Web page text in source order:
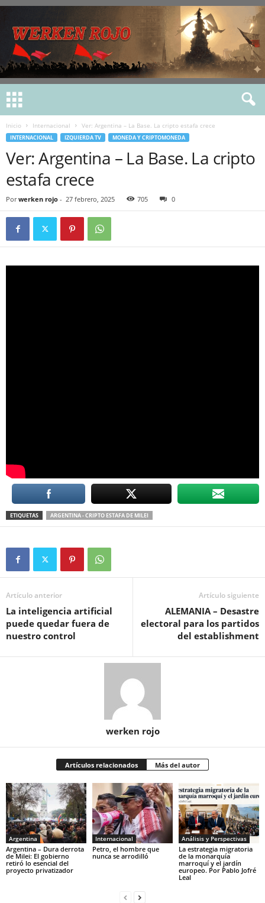
Inicio Internacional Ver: Argentina – La Base. La cripto estafa crece
INTERNACIONAL IZQUIERDA TV MONEDA Y CRIPTOMONEDA
Ver: Argentina – La Base. La cripto
estafa crece
Por werken rojo - 27 febrero, 2025 705 0
ETIQUETAS ARGENTINA - CRIPTO ESTAFA DE MILEI
Artículo anterior
La inteligencia artificial
puede quedar fuera de
nuestro control
Artículo siguiente
ALEMANIA – Desastre
electoral para los partidos
del establishment
werken rojo
Artículos relacionados Más del autor
Argentina
Argentina – Dura derrota
de Milei: El gobierno
retiró lo esencial del
proyecto privatizador
Internacional
Petro, el hombre que
nunca se arrodilló
Análisis y Perspectivas
La estrategia migratoria
de la monarquía
marroquí y el jardín
europeo. Por Pablo Jofré
Leal